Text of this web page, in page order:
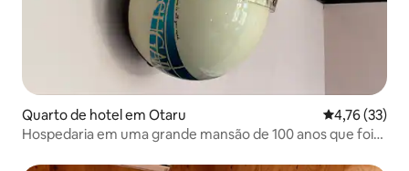
Quarto de hotel em Otaru Classificação
4,76 (33)
Hospedaria em uma grande mansão de 100 anos que foi